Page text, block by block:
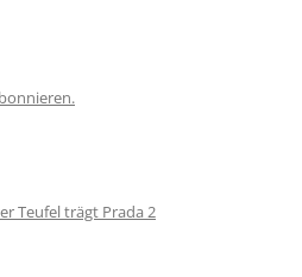
.
Teufel trägt Prada 2